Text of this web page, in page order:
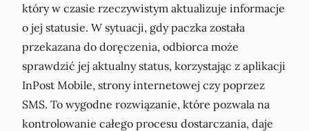
który w czasie rzeczywistym aktualizuje informacje
o jej statusie. W sytuacji, gdy paczka została
przekazana do doręczenia, odbiorca może
sprawdzić jej aktualny status, korzystając z aplikacji
InPost Mobile, strony internetowej czy poprzez
SMS. To wygodne rozwiązanie, które pozwala na
kontrolowanie całego procesu dostarczania, daje